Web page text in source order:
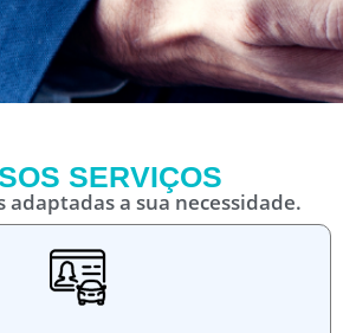
SERVIÇOS
adaptadas a sua necessidade.